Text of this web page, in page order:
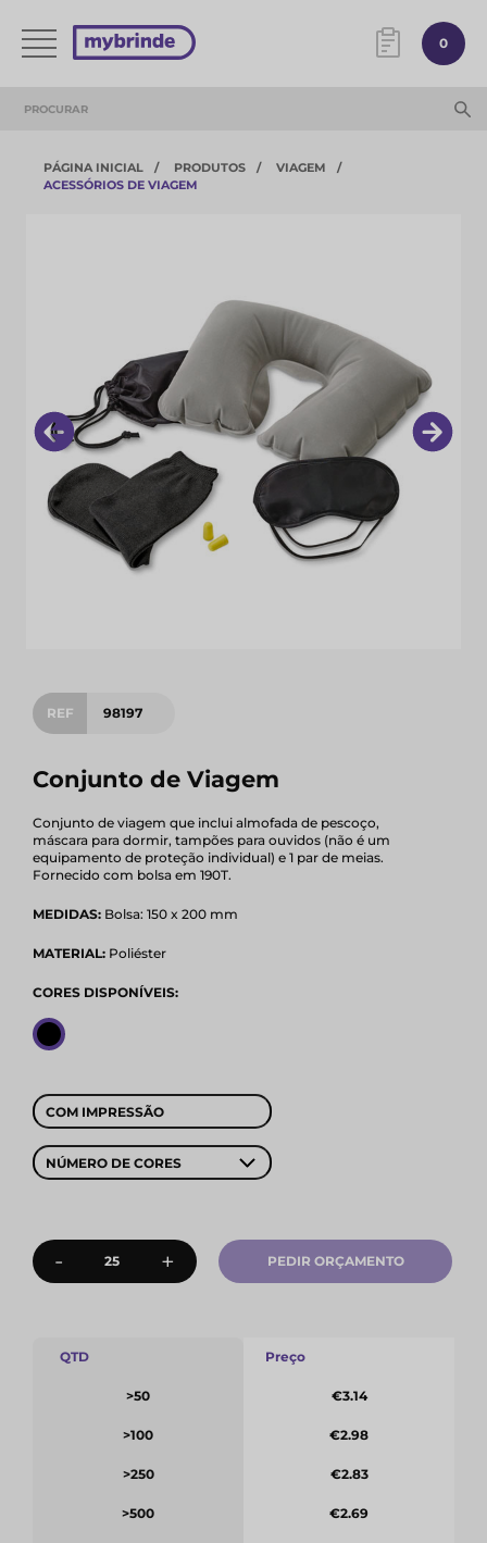
0
PÁGINA INICIAL PRODUTOS
VIAGEM
ACESSÓRIOS DE VIAGEM
REF 98197
Conjunto de Viagem
Conjunto de viagem que inclui almofada de pescoço,
máscara para dormir, tampões para ouvidos (não é um
equipamento de proteção individual) e 1 par de meias.
Fornecido com bolsa em 190T.
MEDIDAS: Bolsa: 150 x 200 mm
MATERIAL: Poliéster
CORES DISPONÍVEIS:
COM IMPRESSÃO
NÚMERO DE CORES
- + PEDIR ORÇAMENTO
QTD
>50
>100
>250
>500
Preço
€3.14
€2.98
€2.83
€2.69